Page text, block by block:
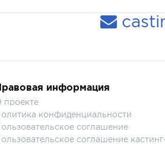
информация
проекте
конфиденциальности
соглашение
соглашение